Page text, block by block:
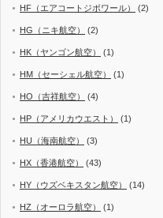
HF（エアコートジボワール） (2)
HG（ニキ航空） (2)
HK（ヤンゴン航空） (1)
HM（セーシェル航空） (1)
HO（吉祥航空） (4)
HP（アメリカウエスト） (1)
HU（海南航空） (3)
HX（香港航空） (43)
HY（ウズベキスタン航空） (14)
HZ（オーロラ航空） (1)